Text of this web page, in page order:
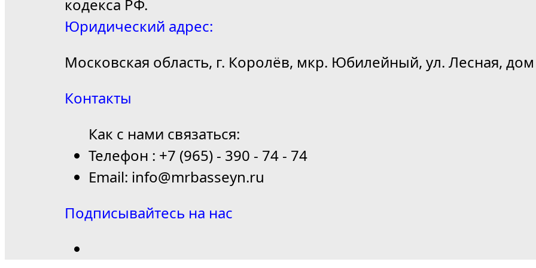
кодекса РФ.
Юридический адрес:
Московская область, г. Королёв, мкр. Юбилейный, ул. Лесная,
Контакты
Как с нами связаться:
Телефон : +7 (965) - 390 - 74 - 74
Email: info@mrbasseyn.ru
Подписывайтесь на нас